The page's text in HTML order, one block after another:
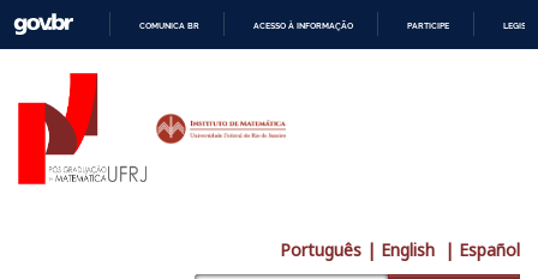
COMUNICA BR ACESSO À INFORMAÇÃO PARTICIPE
Português | English | Español